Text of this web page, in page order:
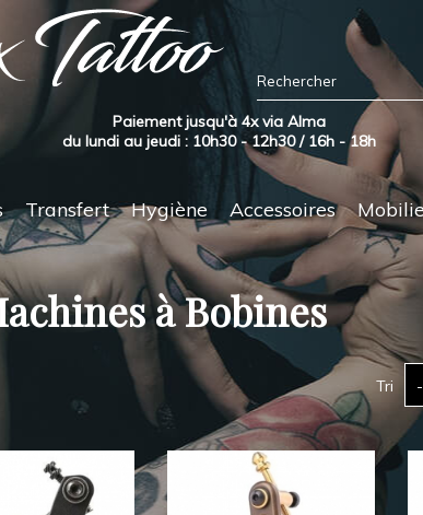
Paiement jusqu'à 4x via Alma
du lundi au jeudi : 10h30 - 12h30 / 16h - 18h
Transfert Hygiène Accessoires
à Bobines
Tri